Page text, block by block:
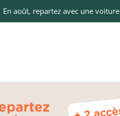
En août, repartez avec une voiture